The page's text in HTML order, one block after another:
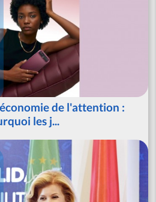
de l'attention :
les j...